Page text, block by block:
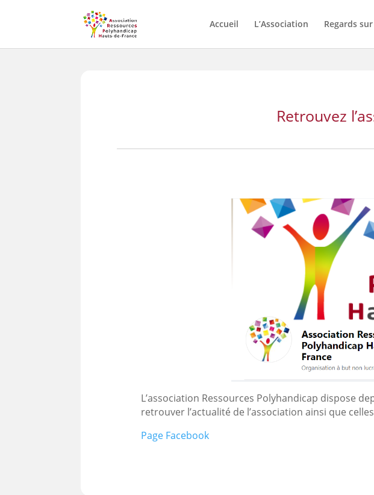
Accueil L’Association Regards
Retrouvez
L’association Ressources Polyhandicap dispose
retrouver l’actualité de l’association ainsi que
Page Facebook